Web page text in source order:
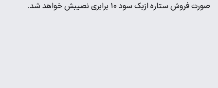
صورت فروش ستاره ازبک سود ۱۰ برابری نصیبش خواهد شد.